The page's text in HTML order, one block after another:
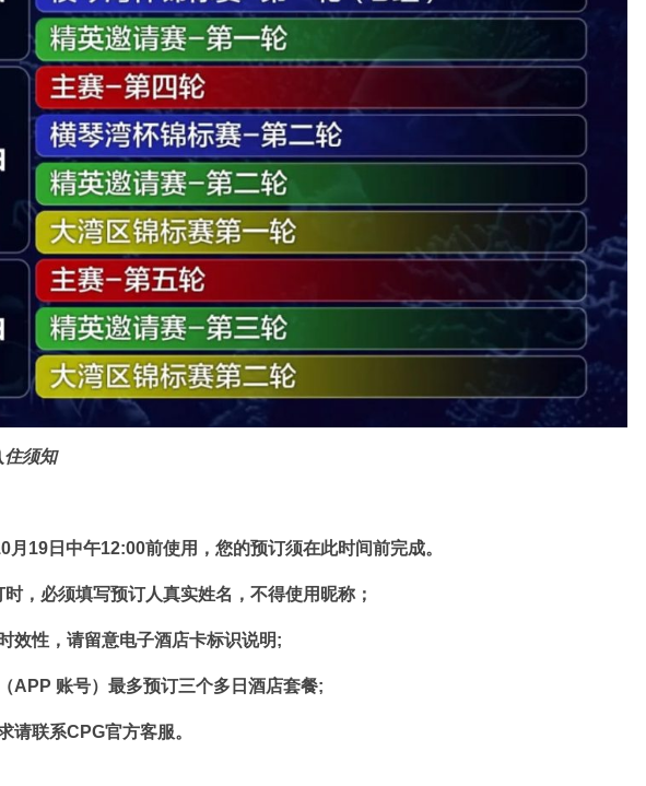
住须知
月19 日中午12:00前使用，您的预订须在此时间前完成。
，必须填写预订人真实姓名，不得使用昵称；
效性，请留意电子酒店卡标识说明;
APP 账号）最多预订三个多日酒店套餐;
请联系CPG官方客服。